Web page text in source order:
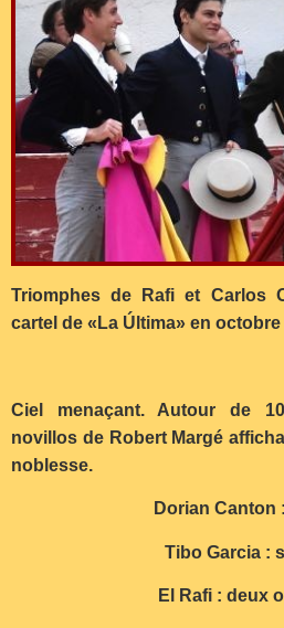
Triomphes de Rafi et Carlos
cartel de «La Última» en
Ciel menaçant. Autour de
novillos de Robert Margé
noblesse.
Dorian Canton
Tibo Garcia :
El Rafi : deux